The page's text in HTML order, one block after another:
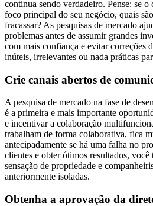
continua sendo verdadeiro. Pense: se
foco principal do seu negócio, quais
fracassar? As pesquisas de mercado
problemas antes de assumir grandes
com mais confiança e evitar correções
inúteis, irrelevantes ou nada práticas
Crie canais abertos de
A pesquisa de mercado na fase de
é a primeira e mais importante
e incentivar a colaboração
trabalham de forma colaborativa, fica
antecipadamente se há uma falha no
clientes e obter ótimos resultados,
sensação de propriedade e
anteriormente isoladas.
Obtenha a aprovação da